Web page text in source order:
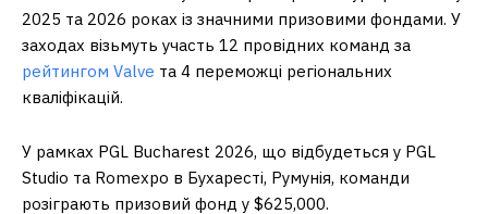
2025 та 2026 роках із значними призовими фондами. У
заходах візьмуть участь 12 провідних команд за
рейтингом Valve та 4 переможці регіональних
кваліфікацій.
У рамках PGL Bucharest 2026, що відбудеться у PGL
Studio та Romexpo в Бухаресті, Румунія, команди
розіграють призовий фонд у $625,000.